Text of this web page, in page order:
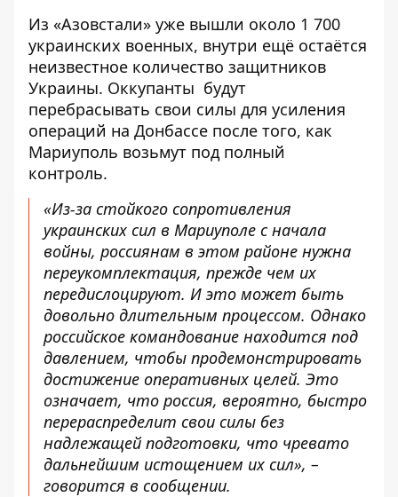
Из «Азовстали» уже вышли около 1 700
украинских военных, внутри ещё остаётся
неизвестное количество защитников
Украины. Оккупанты будут
перебрасывать свои силы для усиления
операций на Донбассе после того, как
Мариуполь возьмут под полный
контроль.
«Из-за стойкого сопротивления
украинских сил в Мариуполе с начала
войны, россиянам в этом районе нужна
переукомплектация, прежде чем их
передислоцируют. И это может быть
довольно длительным процессом. Однако
российское командование находится под
давлением, чтобы продемонстрировать
достижение оперативных целей. Это
означает, что россия, вероятно, быстро
перераспределит свои силы без
надлежащей подготовки, что чревато
дальнейшим истощением их сил», –
говорится в сообщении.